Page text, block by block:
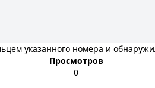
указанного номера и
Просмотров
0